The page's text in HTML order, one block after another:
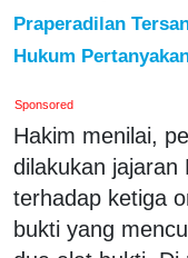
Praperadilan
Hukum
Sponsored
Hakim menilai,
dilakukan jajaran
terhadap ketiga
bukti yang